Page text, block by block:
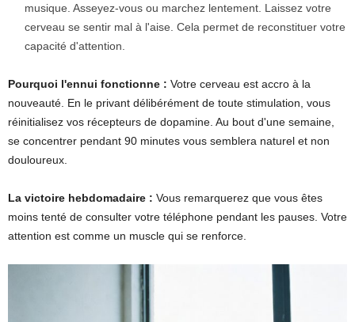
musique. Asseyez-vous ou marchez lentement. Laissez votre
cerveau se sentir mal à l'aise. Cela permet de reconstituer votre
capacité d'attention.
Pourquoi l'ennui fonctionne : Votre cerveau est accro à la
nouveauté. En le privant délibérément de toute stimulation, vous
réinitialisez vos récepteurs de dopamine. Au bout d'une semaine,
se concentrer pendant 90 minutes vous semblera naturel et non
douloureux.
La victoire hebdomadaire : Vous remarquerez que vous êtes
moins tenté de consulter votre téléphone pendant les pauses. Votre
attention est comme un muscle qui se renforce.